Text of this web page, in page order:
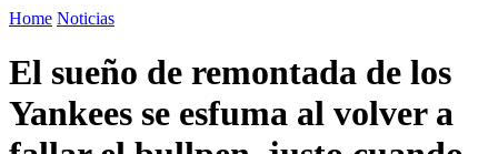
Home Noticias
El sueño de remontada de los
Yankees se esfuma al volver a